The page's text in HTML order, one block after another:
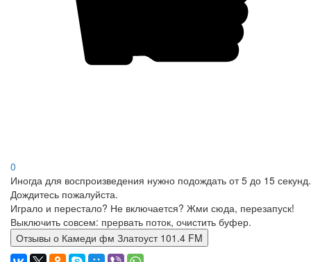
0
Иногда для воспроизведения нужно подождать от 5 до 15 секунд.
Дождитесь пожалуйста.
Играло и перестало? Не включается? Жми сюда, перезапуск!
Выключить совсем: прервать поток, очистить буфер.
Отзывы о Камеди фм Златоуст 101.4 FM